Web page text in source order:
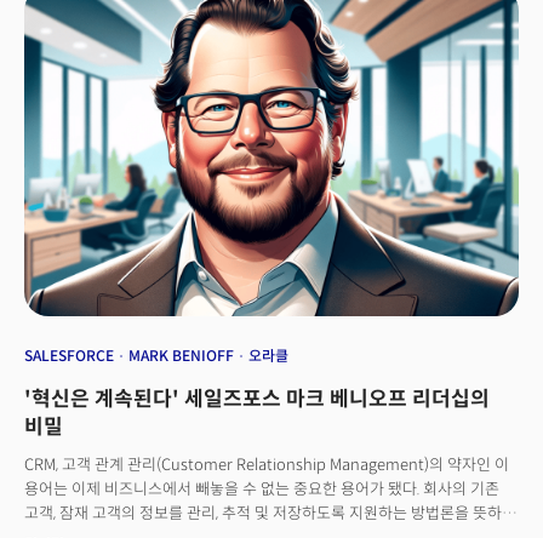
플랫폼 ‘브릿지(Bridge)’를 11억달러(약 1조5000억원)에
인수했습니다. 기술업계에서는 AI 기술과 블록체인의 융합도 적극적으로
시도되고 있습니다. 샘 알트만 오픈AI CEO가 설립한 ‘월드코인
(Worldcoin)’이 대표적 사례입니다. 블록체인과 핀테크 못지않게 시너지
효과가 크다는 주장입니다.
SALESFORCE MARK BENIOFF 오라클
'혁신은 계속된다' 세일즈포스 마크 베니오프 리더십의
비밀
CRM, 고객 관계 관리(Customer Relationship Management)의 약자인 이
용어는 이제 비즈니스에서 빼놓을 수 없는 중요한 용어가 됐다. 회사의 기존
고객, 잠재 고객의 정보를 관리, 추적 및 저장하도록 지원하는 방법론을 뜻하는